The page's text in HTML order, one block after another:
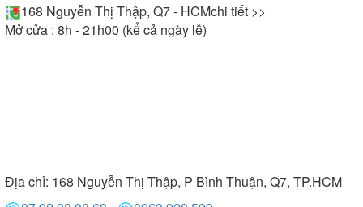
168 Nguyễn Thị Thập, Q7 - HCMchi tiết >>
Mở cửa : 8h - 21h00 (kể cả ngày lễ)
Địa chỉ: 168 Nguyễn Thị Thập, P Bình Thuận, Q7, TP.HCM